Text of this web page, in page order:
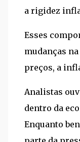
a rigidez
Esses
mudanças
preços, a
Analistas
dentro da
Enquanto